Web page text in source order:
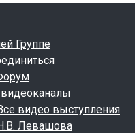
Группе
видео выступления
Левашова